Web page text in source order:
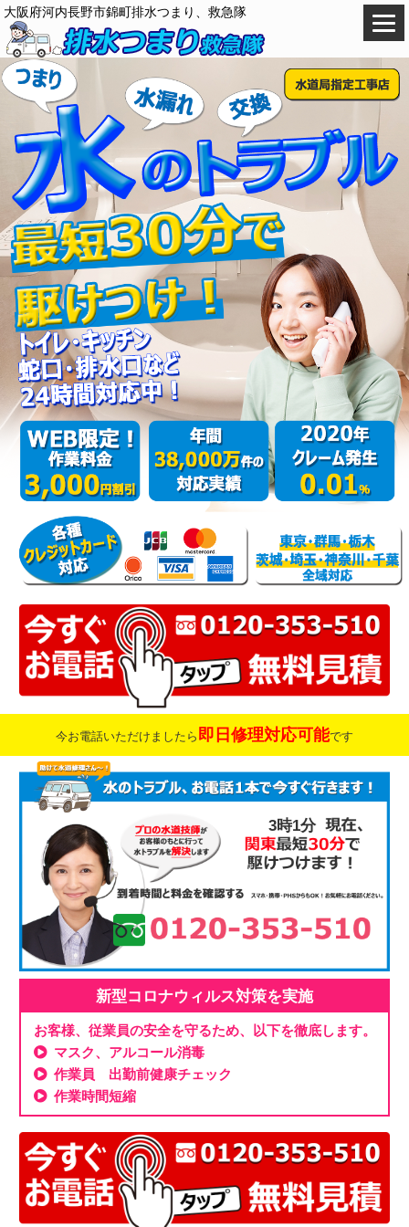
大阪府河内長野市錦町排水つまり、救急隊
今お電話いただけましたら 即日修理対応可能です
3時1分
新型コロナウィルス対策を実施
お客様、従業員の安全を守るため、以下を徹底します。
マスク、アルコール消毒
作業員 出勤前健康チェック
作業時間短縮